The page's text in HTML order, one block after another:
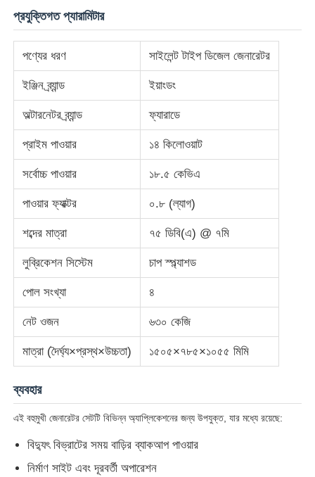
আমাদের সম্পর্কে
কারখানা ভ্রমণ
মান নিয়ন্ত্রণ
আমাদের সাথে যোগাযোগ করুন
খবর
সব ক্ষেত্রেই
উদ্ধৃতির জন্য আবেদন
ডিজেল জেনারেটর সেট
পেট্রোল জেনারেটর সেট
ইনভার্টার জেনারেটর সেট
প্রযুক্তিগত প্যারামিটার
পণ্যের ধরণ সাইলেন্ট টাইপ ডিজেল জেনারেটর
ইঞ্জিন ব্র্যান্ড ইয়াংডং
অল্টারনেটর ব্র্যান্ড ফ্যারাডে
প্রাইম পাওয়ার ১৪ কিলোওয়াট
সর্বোচ্চ পাওয়ার ১৮.৫ কেভিএ
পাওয়ার ফ্যাক্টর ০.৮ (ল্যাগ)
শব্দের মাত্রা ৭৫ ডিবি(এ) @ ৭মি
লুব্রিকেশন সিস্টেম চাপ স্প্ল্যাশড
পোল সংখ্যা ৪
নেট ওজন ৬৩০ কেজি
মাত্রা (দৈর্ঘ্য×প্রস্থ×উচ্চতা) ১৫০৫×৭৮৫×১০৫৫ মিমি
ব্যবহার
এই বহুমুখী জেনারেটর সেটটি বিভিন্ন অ্যাপ্লিকেশনের জন্য উপযুক্ত, যার মধ্যে রয়েছে:
বিদ্যুৎ বিভ্রাটের সময় বাড়ির ব্যাকআপ পাওয়ার
নির্মাণ সাইট এবং দূরবর্তী অপারেশন